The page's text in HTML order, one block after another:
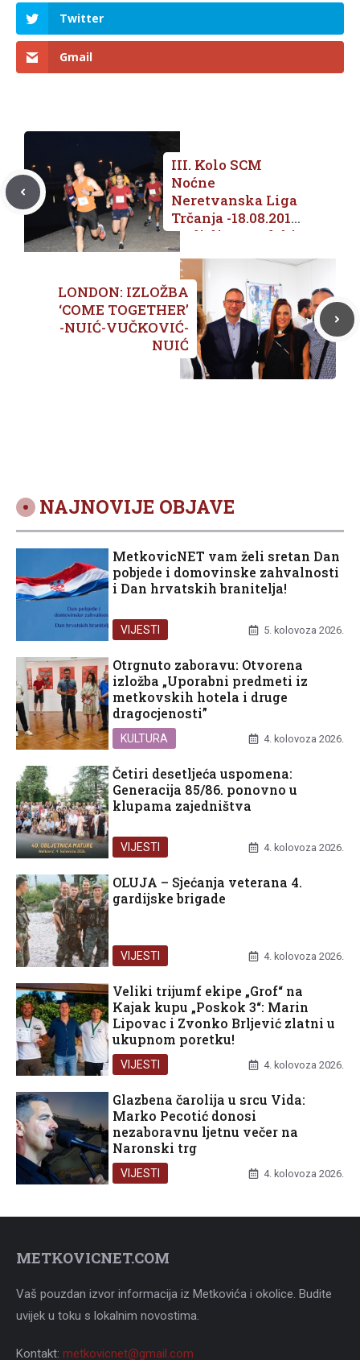
Twitter
Gmail
III. Kolo SCM
Noćne
Neretvanska Liga
Trčanja -18.08.2019/
Nedjelja / Gradski
Park Metković
LONDON: IZLOŽBA
‘COME TOGETHER’
-NUIĆ-VUČKOVIĆ-
NUIĆ
NAJNOVIJE OBJAVE
MetkovicNET vam želi sretan Dan
pobjede i domovinske zahvalnosti
i Dan hrvatskih branitelja!
VIJESTI 5. kolovoza 2026.
Otrgnuto zaboravu: Otvorena
izložba „Uporabni predmeti iz
metkovskih hotela i druge
dragocjenosti”
KULTURA 4. kolovoza 2026.
Četiri desetljeća uspomena:
Generacija 85/86. ponovno u
klupama zajedništva
VIJESTI 4. kolovoza 2026.
OLUJA – Sjećanja veterana 4.
gardijske brigade
VIJESTI 4. kolovoza 2026.
Veliki trijumf ekipe „Grof“ na
Kajak kupu „Poskok 3“: Marin
Lipovac i Zvonko Brljević zlatni u
ukupnom poretku!
VIJESTI 4. kolovoza 2026.
Glazbena čarolija u srcu Vida:
Marko Pecotić donosi
nezaboravnu ljetnu večer na
Naronski trg
VIJESTI 4. kolovoza 2026.
METKOVICNET.COM
Vaš pouzdan izvor informacija iz Metkovića i okolice. Budite
uvijek u toku s lokalnim novostima.
Kontakt: metkovicnet@gmail.com